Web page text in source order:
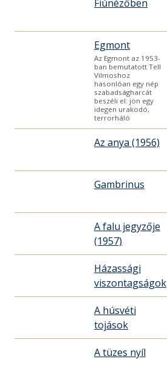
Fiúnézőben
Egmont
Az Egmont az 1953-
ban bemutatott Tell
Vilmoshoz
hasonlóan egy nép
szabadságharcát
beszéli el: jön egy
idegen urakodó,
terrorháló
Az anya (1956)
Gambrinus
A falu jegyzője
(1957)
Házassági
viszontagságok
A húsvéti
tojások
A tüzes nyíl